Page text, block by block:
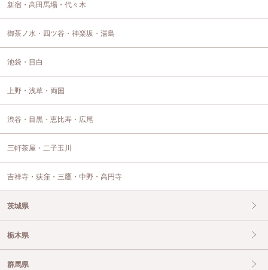
新宿・高田馬場・代々木
御茶ノ水・四ツ谷・神楽坂・湯島
池袋・目白
上野・浅草・両国
渋谷・目黒・恵比寿・広尾
三軒茶屋・二子玉川
吉祥寺・荻窪・三鷹・中野・高円寺
茨城県
栃木県
群馬県